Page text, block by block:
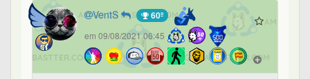
VentS 60º
em 09/08/2021 06:45